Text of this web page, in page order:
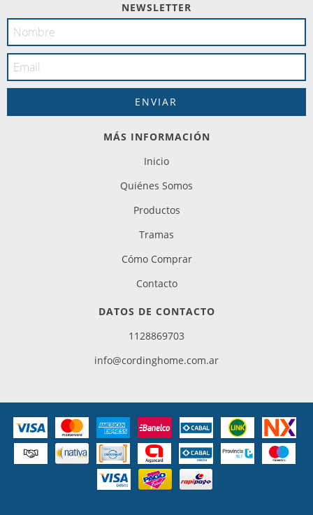
NEWSLETTER
MÁS INFORMACIÓN
Inicio
Quiénes Somos
Productos
Tramas
Cómo Comprar
Contacto
DATOS DE CONTACTO
1128869703
info@cordinghome.com.ar